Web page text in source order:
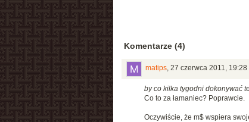
Komentarze (4)
matips, 27 czerwca 2011, 19:28
by co kilka tygodni dokonywać
Co to za łamaniec? Poprawcie.
Oczywiście, że m$ wspiera